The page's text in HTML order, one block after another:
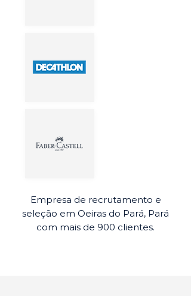
Empresa de recrutamento e
seleção em Oeiras do Pará, Pará
com mais de 900 clientes.